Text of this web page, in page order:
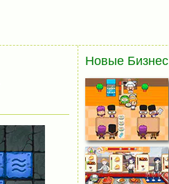
Новые Бизнес